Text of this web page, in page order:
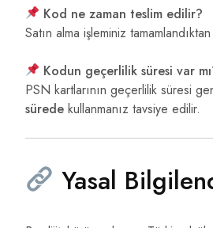
Kod ne zaman teslim edilir?
Satın alma işleminiz
Kodun geçerlilik süresi var
PSN kartlarının geçerlilik süresi
sürede kullanmanız tavsiye edilir.
Yasal